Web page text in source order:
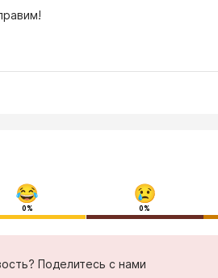
0% 0%
Поделитесь с нами